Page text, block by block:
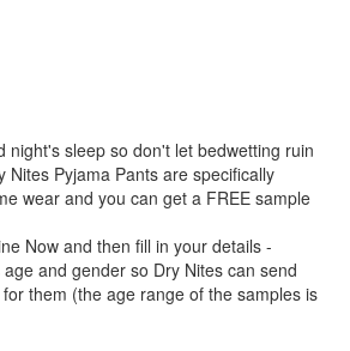
night's sleep so don't let bedwetting ruin
Nites Pyjama Pants are specifically
wear and you can get a FREE sample
Now and then fill in your details -
and gender so Dry Nites can send
them (the age range of the samples is